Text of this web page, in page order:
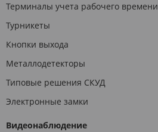
Терминалы учета рабочего времени
Турникеты
Кнопки выхода
Металлодетекторы
Типовые решения СКУД
Электронные замки
Видеонаблюдение